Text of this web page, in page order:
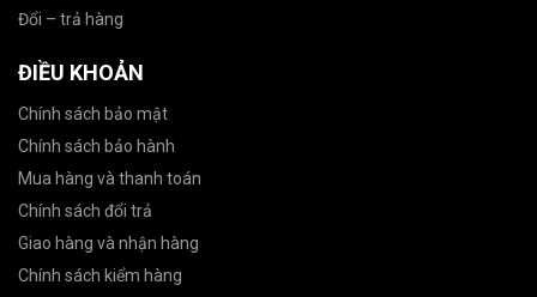
Đổi – trả hàng
ĐIỀU KHOẢN
Chính sách bảo mật
Chính sách bảo hành
Mua hàng và thanh toán
Chính sách đổi trả
Giao hàng và nhận hàng
Chính sách kiểm hàng